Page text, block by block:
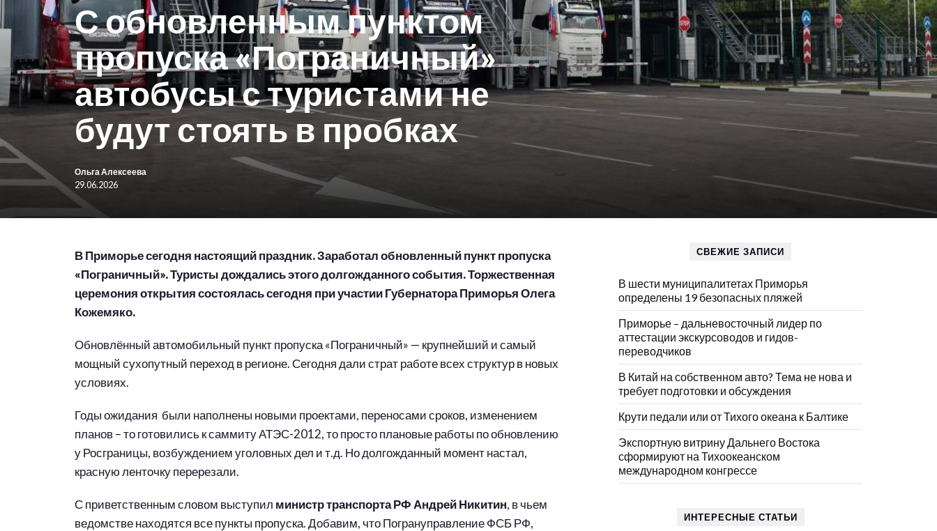
С обновленным пунктом
пропуска «Пограничный»
автобусы с туристами не
будут стоять в пробках
Ольга Алексеева
29.06.2026
В Приморье сегодня настоящий праздник. Заработал обновленный пункт пропуска
«Пограничный». Туристы дождались этого долгожданного события. Торжественная
церемония открытия состоялась сегодня при участии Губернатора Приморья Олега
Кожемяко.
Обновлённый автомобильный пункт пропуска «Пограничный» — крупнейший и самый
мощный сухопутный переход в регионе. Сегодня дали страт работе всех структур в новых
условиях.
Годы ожидания были наполнены новыми проектами, переносами сроков, изменением
планов – то готовились к саммиту АТЭС-2012, то просто плановые работы по обновлению
у Росграницы, возбуждением уголовных дел и т.д. Но долгожданный момент настал,
красную ленточку перерезали.
С приветственным словом выступил министр транспорта РФ Андрей Никитин, в чьем
ведомстве находятся все пункты пропуска. Добавим, что Погрануправление ФСБ РФ,
СВЕЖИЕ ЗАПИСИ
В шести муниципалитетах Приморья
определены 19 безопасных пляжей
Приморье – дальневосточный лидер по
аттестации экскурсоводов и гидов-
переводчиков
В Китай на собственном авто? Тема не нова и
требует подготовки и обсуждения
Крути педали или от Тихого океана к Балтике
Экспортную витрину Дальнего Востока
сформируют на Тихоокеанском
международном конгрессе
ИНТЕРЕСНЫЕ СТАТЬИ